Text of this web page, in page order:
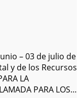
– 03 de julio de
y de los Recursos
LA
PARA LOS